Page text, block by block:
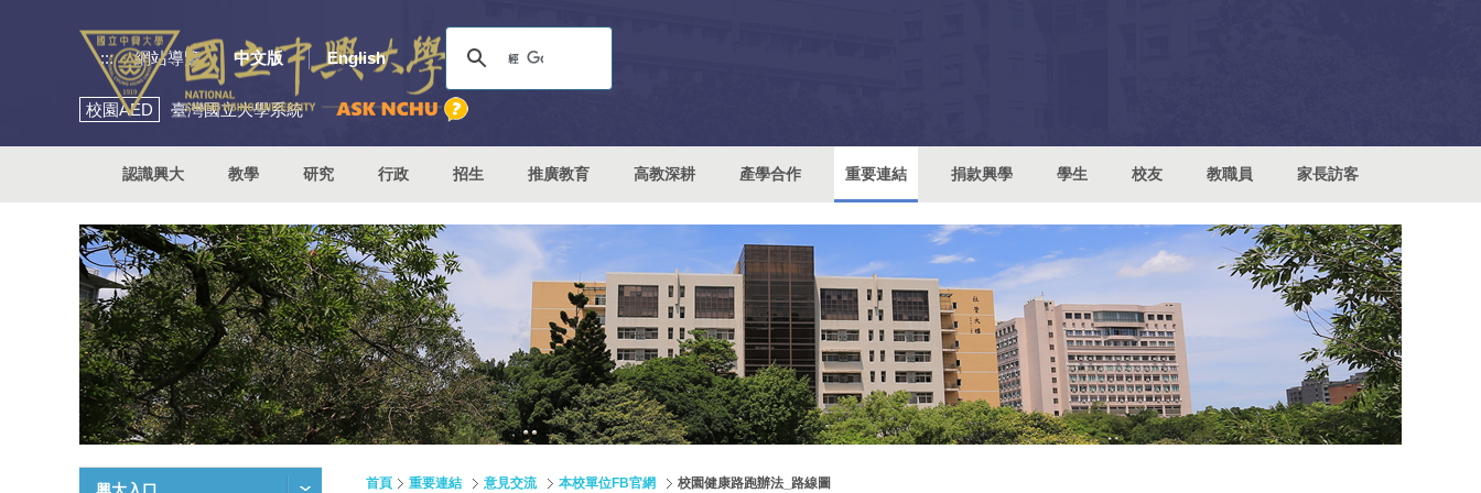
::: 網站導覽 中文版 English
校園AED 臺灣國立大學系統
認識興大 教學 研究 行政 招生 推廣教育 高教深耕 產學合作 重要連結 捐款興學 學生 校友 教職員 家長訪客
首頁 重要連結 意見交流 本校單位FB官網 校園健康路跑辦法_路線圖